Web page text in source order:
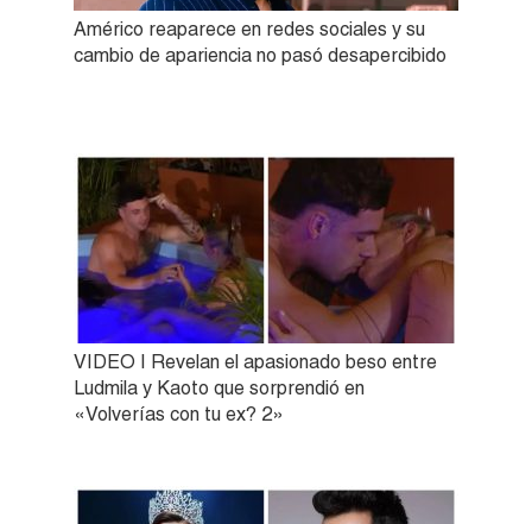
Américo reaparece en redes sociales y su
cambio de apariencia no pasó desapercibido
VIDEO | Revelan el apasionado beso entre
Ludmila y Kaoto que sorprendió en
«Volverías con tu ex? 2»